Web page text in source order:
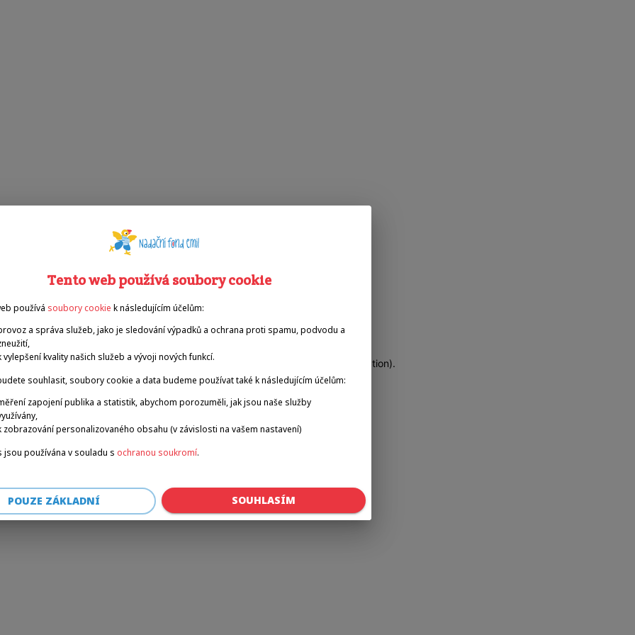
a client-side exception has occurred (see the browser console for more information).
Tento web používá soubory cookie
používá soubory cookie k následujícím účelům:
a správa služeb, jako je sledování výpadků a ochrana proti spamu, podvodu a
vylepšení kvality našich služeb a vývoji nových funkcí.
souhlasit, soubory cookie a data budeme používat také k následujícím účelům:
zapojení publika a statistik, abychom porozuměli, jak jsou naše služby
zobrazování personalizovaného obsahu (v závislosti na vašem nastavení)
jsou používána v souladu s ochranou soukromí.
POUZE ZÁKLADNÍ SOUHLASÍM